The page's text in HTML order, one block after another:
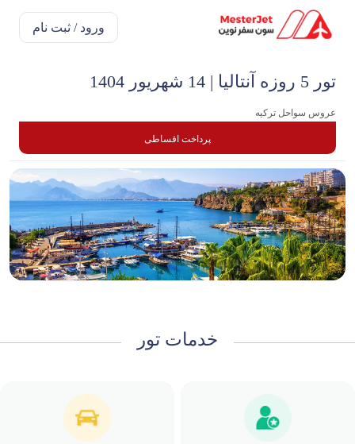
ورود / ثبت نام
تور 5 روزه آنتالیا | 14 شهریور 1404
عروس سواحل ترکیه
پرداخت اقساطی
خدمات تور